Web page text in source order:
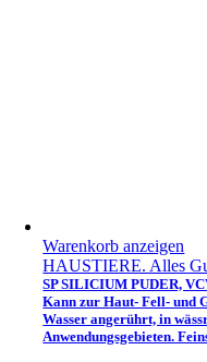
Warenkorb anzeigen
HAUSTIERE. Alles
SP SILICIUM PUDER,
Kann zur Haut- Fell- und
Wasser angerührt, in
Anwendungsgebieten.